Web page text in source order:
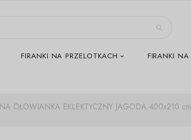
FIRANKI NA PRZELOTKACH FIRANKI NA
OŁOWIANKA EKLEKTYCZNY JAGODA 400x210